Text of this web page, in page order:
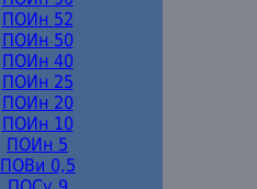
ПОИн 52
ПОИн 50
ПОИн 40
ПОИн 25
ПОИн 20
ПОИн 10
ПОИн 5
ПОВи 0,5